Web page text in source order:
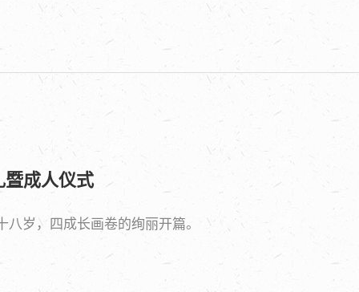
暨成人仪式
岁，四成长画卷的绚丽开篇。